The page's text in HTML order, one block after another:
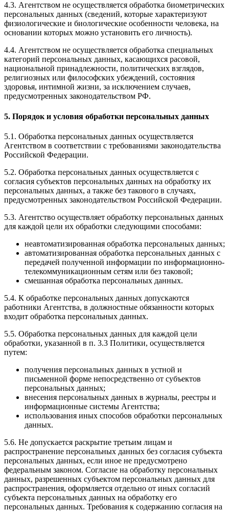
4.3. Агентством не осуществляется обработка биометрических
персональных данных (сведений, которые характеризуют
физиологические и биологические особенности человека, на
основании которых можно установить его личность).
4.4. Агентством не осуществляется обработка специальных
категорий персональных данных, касающихся расовой,
национальной принадлежности, политических взглядов,
религиозных или философских убеждений, состояния
здоровья, интимной жизни, за исключением случаев,
предусмотренных законодательством РФ.
5. Порядок и условия обработки персональных данных
5.1. Обработка персональных данных осуществляется
Агентством в соответствии с требованиями законодательства
Российской Федерации.
5.2. Обработка персональных данных осуществляется с
согласия субъектов персональных данных на обработку их
персональных данных, а также без такового в случаях,
предусмотренных законодательством Российской Федерации.
5.3. Агентство осуществляет обработку персональных данных
для каждой цели их обработки следующими способами:
неавтоматизированная обработка персональных данных;
автоматизированная обработка персональных данных с
передачей полученной информации по информационно-
телекоммуникационным сетям или без таковой;
смешанная обработка персональных данных.
5.4. К обработке персональных данных допускаются
работники Агентства, в должностные обязанности которых
входит обработка персональных данных.
5.5. Обработка персональных данных для каждой цели
обработки, указанной в п. 3.3 Политики, осуществляется
путем:
получения персональных данных в устной и
письменной форме непосредственно от субъектов
персональных данных;
внесения персональных данных в журналы, реестры и
информационные системы Агентства;
использования иных способов обработки персональных
данных.
5.6. Не допускается раскрытие третьим лицам и
распространение персональных данных без согласия субъекта
персональных данных, если иное не предусмотрено
федеральным законом. Согласие на обработку персональных
данных, разрешенных субъектом персональных данных для
распространения, оформляется отдельно от иных согласий
субъекта персональных данных на обработку его
персональных данных. Требования к содержанию согласия на